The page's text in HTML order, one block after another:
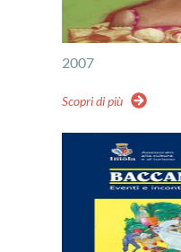
2007
Scopri di più